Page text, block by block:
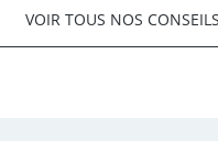
VOIR TOUS NOS CONSEILS